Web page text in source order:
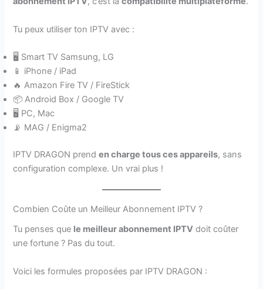
Tu peux utiliser ton IPTV avec :
🖥️ Smart TV Samsung, LG
📱 iPhone / iPad
🔥 Amazon Fire TV / FireStick
📦 Android Box / Google TV
🖥️ PC, Mac
📡 MAG / Enigma2
IPTV DRAGON prenden charge tous ces appareils, sans
configuration complexe. Un vrai plus !
Combien Coûte un Meilleur Abonnement IPTV ?
Tu penses que le meilleur abonnement IPTV doit coûter
une fortune ? Pas du tout.
Voici les formules proposées par IPTV DRAGON :